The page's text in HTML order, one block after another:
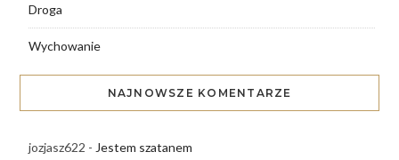
Droga
Wychowanie
NAJNOWSZE KOMENTARZE
jozjasz622 - Jestem szatanem